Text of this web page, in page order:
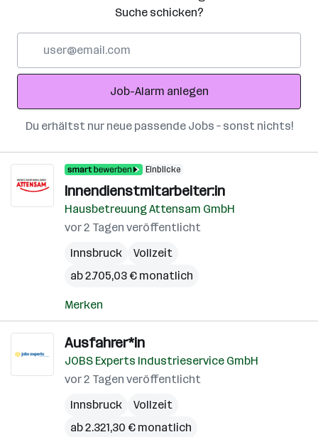
Suche schicken?
Adresse
Job-Alarm anlegen
Du erhältst nur neue passende Jobs – sonst nichts!
Einblicke
Innendienstmitarbeiter:in
Hausbetreuung Attensam GmbH
vor 2 Tagen veröffentlicht
Innsbruck
Vollzeit
ab 2.705,03 € monatlich
Merken
Ausfahrer*in
JOBS Experts Industrieservice GmbH
vor 2 Tagen veröffentlicht
Innsbruck
Vollzeit
ab 2.321,30 € monatlich